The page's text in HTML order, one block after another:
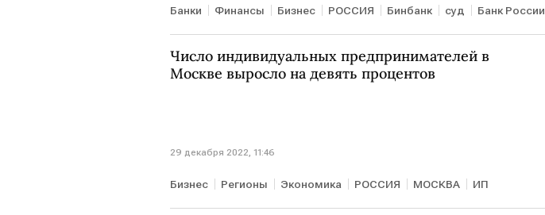
Банки Финансы Бизнес РОССИЯ Бинбанк суд Банк России
Число индивидуальных предпринимателей в
Москве выросло на девять процентов
29 декабря 2022, 11:46
Бизнес Регионы Экономика РОССИЯ МОСКВА ИП